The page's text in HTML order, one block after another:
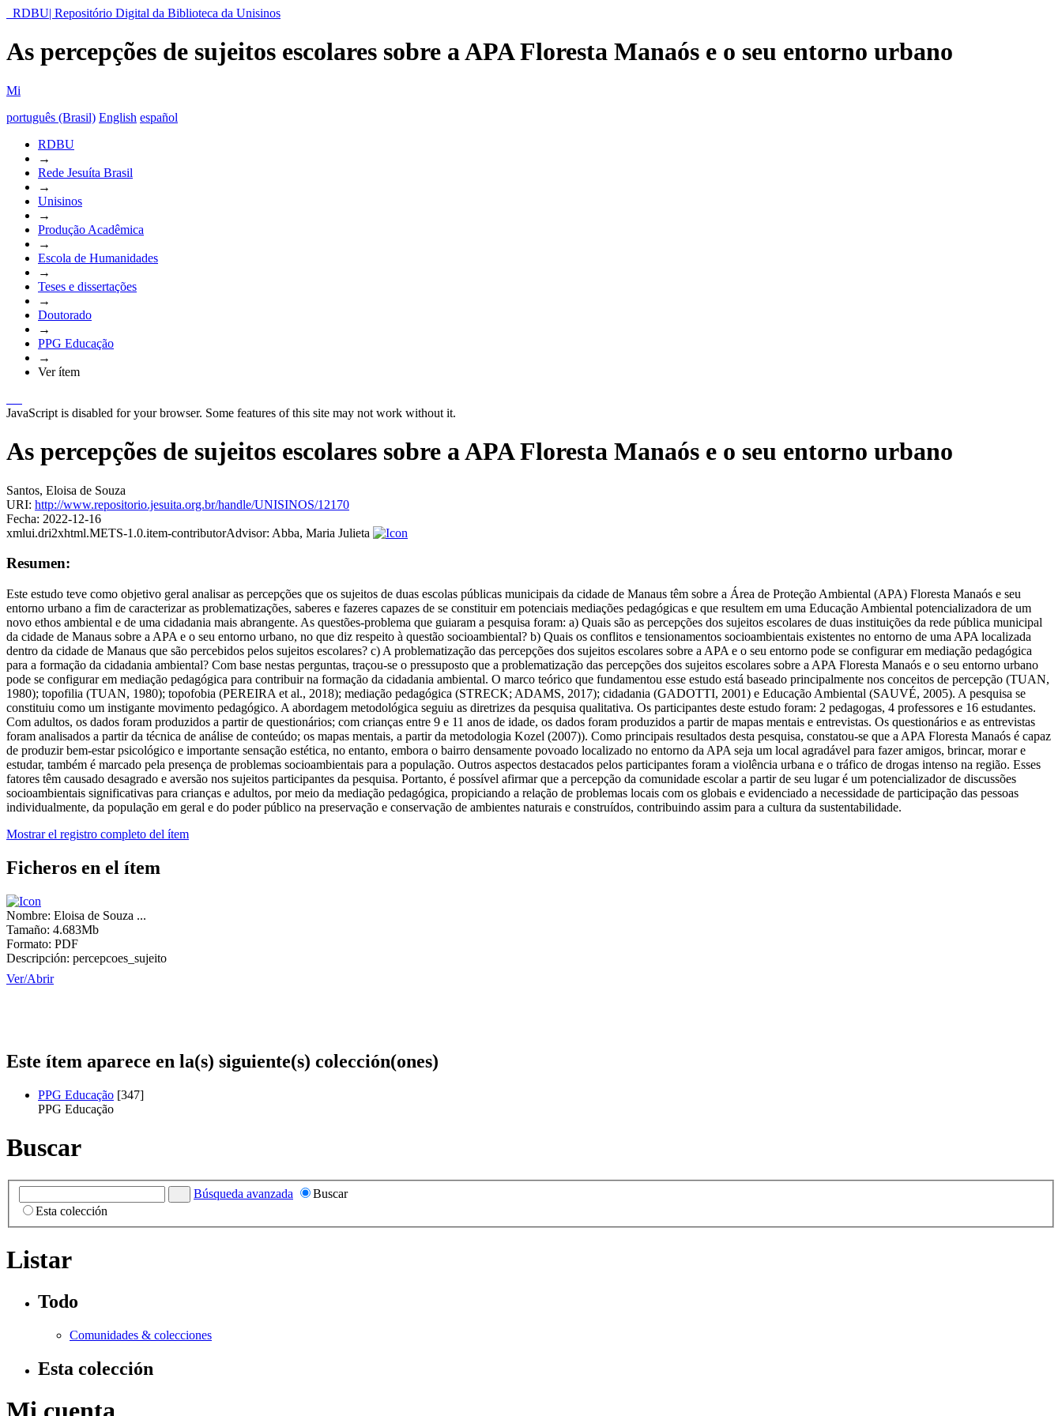
RDBU| Repositório Digital da Biblioteca da Unisinos
As percepções de sujeitos escolares sobre a APA Floresta Manaós e o seu entorno urbano
Mi
português (Brasil) English español
RDBU
→
Rede Jesuíta Brasil
→
Unisinos
→
Produção Acadêmica
→
Escola de Humanidades
→
Teses e dissertações
→
Doutorado
→
PPG Educação
→
Ver ítem
JavaScript is disabled for your browser. Some features of this site may not work without it.
As percepções de sujeitos escolares sobre a APA Floresta Manaós e o seu entorno urbano
Santos, Eloisa de Souza
URI: http://www.repositorio.jesuita.org.br/handle/UNISINOS/12170
Fecha: 2022-12-16
xmlui.dri2xhtml.METS-1.0.item-contributorAdvisor: Abba, Maria Julieta
Resumen:
Este estudo teve como objetivo geral analisar as percepções que os sujeitos de duas escolas públicas municipais da cidade de Manaus têm sobre a Área de Proteção Ambiental (APA) Floresta Manaós e seu
entorno urbano a fim de caracterizar as problematizações, saberes e fazeres capazes de se constituir em potenciais mediações pedagógicas e que resultem em uma Educação Ambiental potencializadora de um
novo ethos ambiental e de uma cidadania mais abrangente. As questões-problema que guiaram a pesquisa foram: a) Quais são as percepções dos sujeitos escolares de duas instituições da rede pública municipal
da cidade de Manaus sobre a APA e o seu entorno urbano, no que diz respeito à questão socioambiental? b) Quais os conflitos e tensionamentos socioambientais existentes no entorno de uma APA localizada
dentro da cidade de Manaus que são percebidos pelos sujeitos escolares? c) A problematização das percepções dos sujeitos escolares sobre a APA e o seu entorno pode se configurar em mediação pedagógica
para a formação da cidadania ambiental? Com base nestas perguntas, traçou-se o pressuposto que a problematização das percepções dos sujeitos escolares sobre a APA Floresta Manaós e o seu entorno urbano
pode se configurar em mediação pedagógica para contribuir na formação da cidadania ambiental. O marco teórico que fundamentou esse estudo está baseado principalmente nos conceitos de percepção (TUAN,
1980); topofilia (TUAN, 1980); topofobia (PEREIRA et al., 2018); mediação pedagógica (STRECK; ADAMS, 2017); cidadania (GADOTTI, 2001) e Educação Ambiental (SAUVÉ, 2005). A pesquisa se
constituiu como um instigante movimento pedagógico. A abordagem metodológica seguiu as diretrizes da pesquisa qualitativa. Os participantes deste estudo foram: 2 pedagogas, 4 professores e 16 estudantes.
Com adultos, os dados foram produzidos a partir de questionários; com crianças entre 9 e 11 anos de idade, os dados foram produzidos a partir de mapas mentais e entrevistas. Os questionários e as entrevistas
foram analisados a partir da técnica de análise de conteúdo; os mapas mentais, a partir da metodologia Kozel (2007)). Como principais resultados desta pesquisa, constatou-se que a APA Floresta Manaós é capaz
de produzir bem-estar psicológico e importante sensação estética, no entanto, embora o bairro densamente povoado localizado no entorno da APA seja um local agradável para fazer amigos, brincar, morar e
estudar, também é marcado pela presença de problemas socioambientais para a população. Outros aspectos destacados pelos participantes foram a violência urbana e o tráfico de drogas intenso na região. Esses
fatores têm causado desagrado e aversão nos sujeitos participantes da pesquisa. Portanto, é possível afirmar que a percepção da comunidade escolar a partir de seu lugar é um potencializador de discussões
socioambientais significativas para crianças e adultos, por meio da mediação pedagógica, propiciando a relação de problemas locais com os globais e evidenciado a necessidade de participação das pessoas
individualmente, da população em geral e do poder público na preservação e conservação de ambientes naturais e construídos, contribuindo assim para a cultura da sustentabilidade.
Mostrar el registro completo del ítem
Ficheros en el ítem
Nombre: Eloisa de Souza ...
Tamaño: 4.683Mb
Formato: PDF
Descripción: percepcoes_sujeito
Ver/Abrir
Este ítem aparece en la(s) siguiente(s) colección(ones)
PPG Educação [347]
PPG Educação
Buscar
Búsqueda avanzada
Buscar
Esta colección
Listar
Todo
Comunidades & colecciones
Esta colección